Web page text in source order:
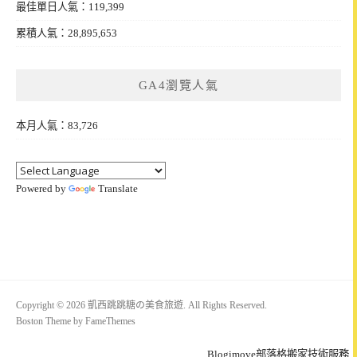
最佳單日人氣：119,399
累積人氣：28,895,653
GA4瀏覽人氣
本月人氣：83,726
Powered by Translate
Copyright © 2026 凱西跳跳糖の美食旅遊. All Rights Reserved.
Boston Theme by FameThemes
Blogimove部落格搬家技術服務